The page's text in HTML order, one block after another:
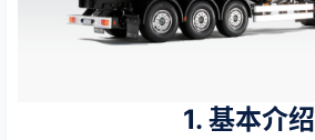
1. 基本介绍